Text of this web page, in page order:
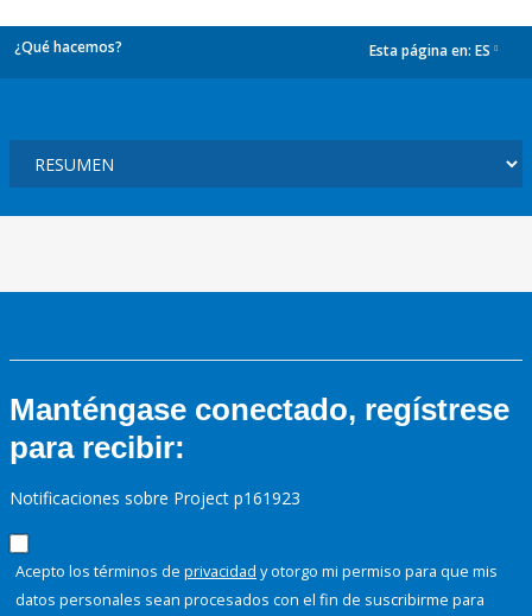
¿Qué hacemos? Esta página en: ES
Manténgase conectado, regístrese
para recibir:
Notificaciones sobre Project p161923
Acepto los términos de privacidad y otorgo mi permiso para que mis
datos personales sean procesados con el fin de suscribirme para